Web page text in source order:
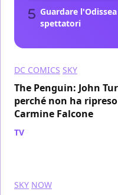
Guardare
spettatori
DC COMICS SKY
The Penguin: John
perché non ha
Carmine Falcone
TV
SKY NOW